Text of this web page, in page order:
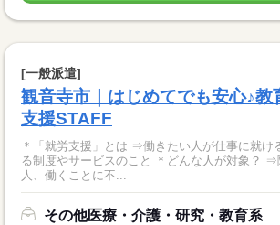
[一般派遣]
観音寺市｜はじめてでも安心♪
支援STAFF
＊「就労支援」とは ⇒働きたい人が仕事に就け
る制度やサービスのこと ＊どんな人が対象？ ⇒
人、働くことに不...
その他医療・介護・研究・教育系